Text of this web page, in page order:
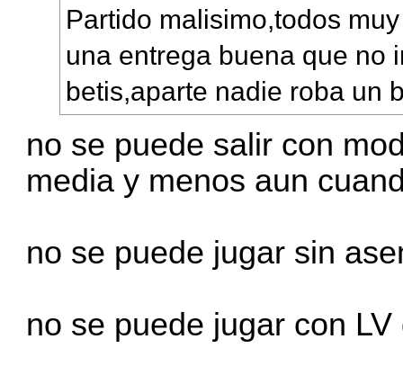
Partido malisimo,todos
una entrega buena que no
betis,aparte nadie roba un
no se puede salir con
media y menos aun
no se puede jugar sin
no se puede jugar con